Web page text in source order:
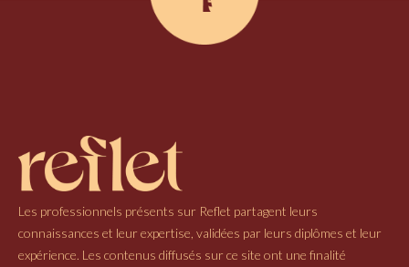
Les professionnels présents sur Reflet partagent leurs
connaissances et leur expertise, validées par leurs diplômes et leur
expérience. Les contenus diffusés sur ce site ont une finalité